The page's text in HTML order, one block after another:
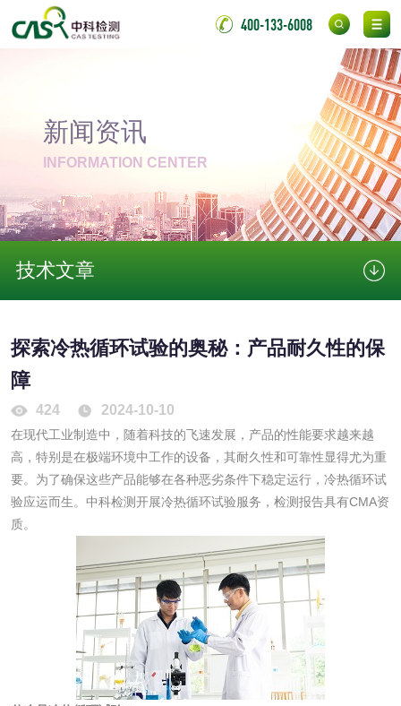
400-133-6008
新闻资讯
INFORMATION CENTER
技术文章
探索冷热循环试验的奥秘：产品耐久性的保
障
424 2024-10-10
在现代工业制造中，随着科技的飞速发展，产品的性能要求越来越
高，特别是在极端环境中工作的设备，其耐久性和可靠性显得尤为重
要。为了确保这些产品能够在各种恶劣条件下稳定运行，冷热循环试
验应运而生。中科检测开展冷热循环试验服务，检测报告具有CMA资
质。
镀膜抗菌玻璃检测
消毒产品
成分分析配方研发 驱蚊检测
消毒产品备案 防螨除螨检测
化妆品
化妆品毒理试验 化妆品毒理测试
化妆品眼刺激试验 化妆品皮肤刺激试
验
化妆品急性经口毒
性试验
化妆品皮肤变态反
皮肤光变态反应试
验
日化产品